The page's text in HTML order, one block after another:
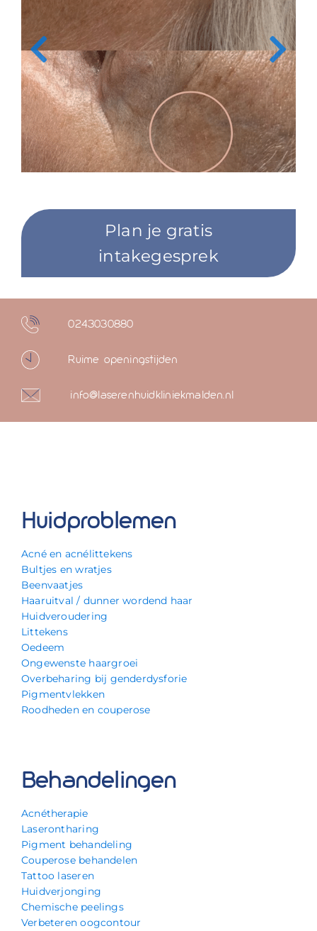
Plan je gratis
intakegesprek
0243030880
Ruime openingstijden
info@laserenhuidkliniekmalden.nl
Huidproblemen
Acné en acnélittekens
Bultjes en wratjes
Beenvaatjes
Haaruitval / dunner wordend haar
Huidveroudering
Littekens
Oedeem
Ongewenste haargroei
Overbeharing bij genderdysforie
Pigmentvlekken
Roodheden en couperose
Behandelingen
Acnétherapie
Laserontharing
Pigment behandeling
Couperose behandelen
Tattoo laseren
Huidverjonging
Chemische peelings
Verbeteren oogcontour